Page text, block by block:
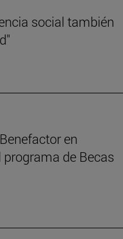
social también
en
de Becas